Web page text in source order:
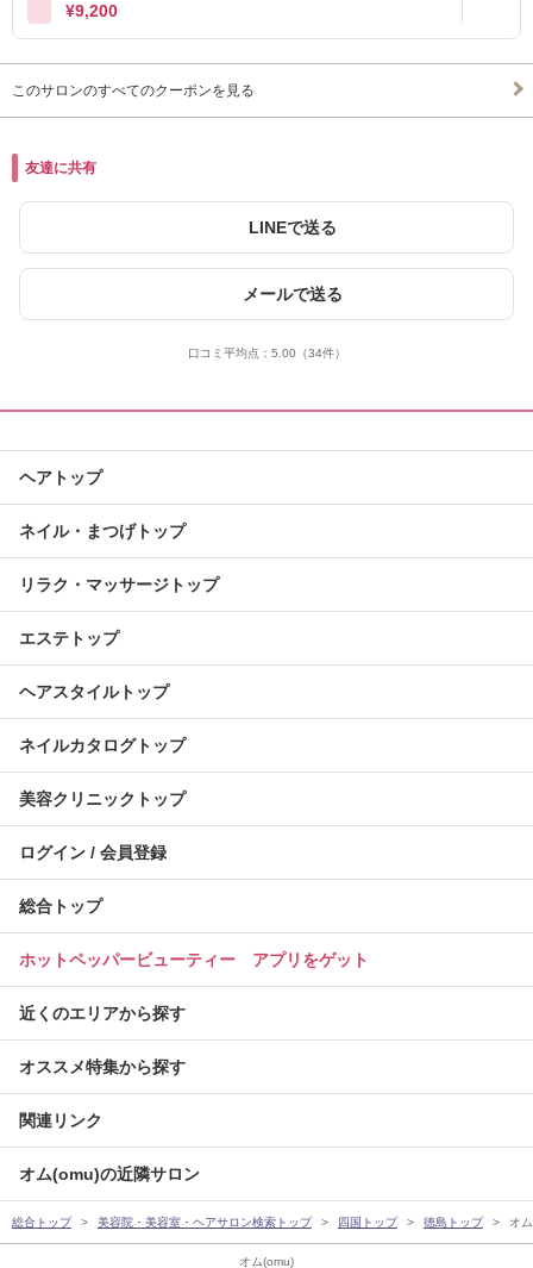
オム(omu)
¥9,200
このサロンのすべてのクーポンを見る
友達に共有
LINEで送る
メールで送る
口コミ平均点： 5.00 （34件）
ヘアトップ
ネイル・まつげトップ
リラク・マッサージトップ
エステトップ
ヘアスタイルトップ
ネイルカタログトップ
美容クリニックトップ
ログイン / 会員登録
総合トップ
ホットペッパービューティー アプリをゲット
近くのエリアから探す
オススメ特集から探す
関連リンク
オム(omu)の近隣サロン
総合トップ 美容院・美容室・ヘアサロン検索トップ 四国トップ 徳島トップ オ